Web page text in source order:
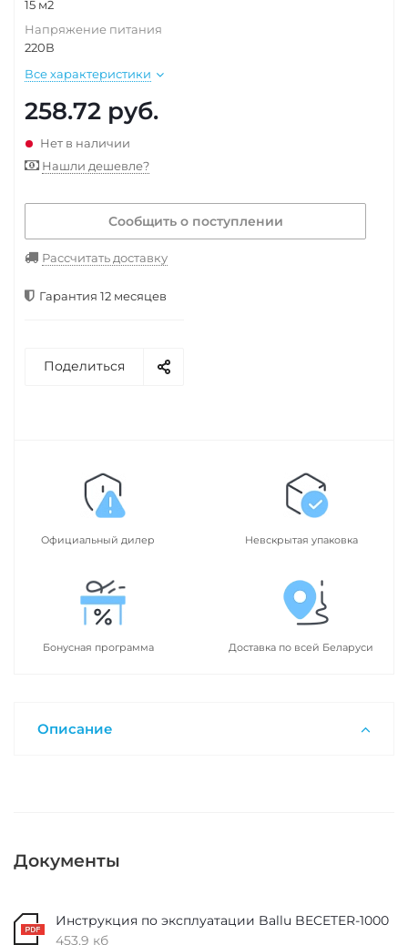
15 м2
Напряжение питания
220В
Все характеристики
258.72 руб.
Нет в наличии
Нашли дешевле?
Сообщить о поступлении
Рассчитать доставку
Гарантия 12 месяцев
Поделиться
Официальный дилер Невскрытая упаковка
Бонусная программа Доставка по всей Беларуси
Описание
Документы
Инструкция по эксплуатации Ballu BECETER-1000
453,9 кб